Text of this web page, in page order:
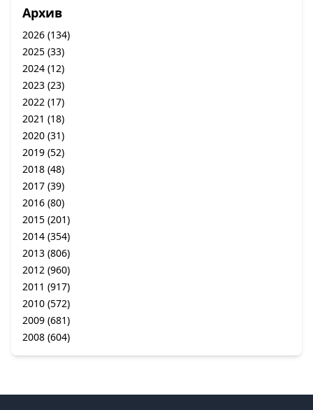
Архив
2026 (134)
2025 (33)
2024 (12)
2023 (23)
2022 (17)
2021 (18)
2020 (31)
2019 (52)
2018 (48)
2017 (39)
2016 (80)
2015 (201)
2014 (354)
2013 (806)
2012 (960)
2011 (917)
2010 (572)
2009 (681)
2008 (604)